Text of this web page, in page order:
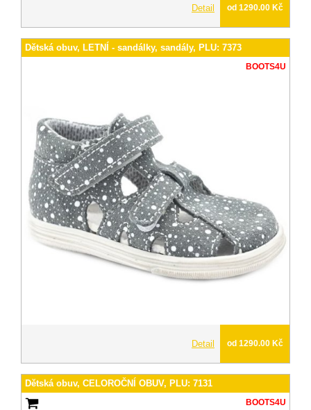
Detail od 1290.00 Kč
Dětská obuv, LETNÍ - sandálky, sandály, PLU: 7373
BOOTS4U
Detail od 1290.00 Kč
Dětská obuv, CELOROČNÍ OBUV, PLU: 7131
BOOTS4U